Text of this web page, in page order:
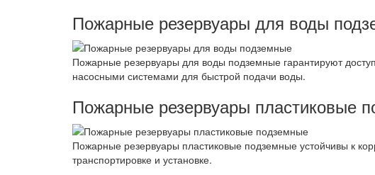
Пожарные резервуары для воды
Пожарные резервуары для воды подземные гарантируют
насосными системами для быстрой подачи воды.
Пожарные резервуары пластиковые
Пожарные резервуары пластиковые подземные устойчивы к
транспортировке и установке.